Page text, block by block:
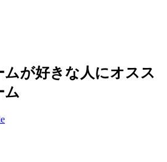
が好きな人にオスス
ム